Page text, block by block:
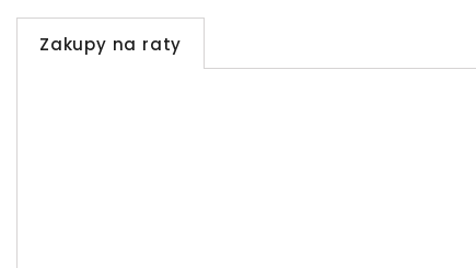
Zakupy na raty